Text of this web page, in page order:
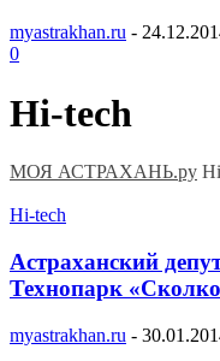
myastrakhan.ru -
0
Hi-tech
МОЯ АСТРАХАНЬ.ру
Hi-tech
Астраханский
Технопарк
myastrakhan.ru -